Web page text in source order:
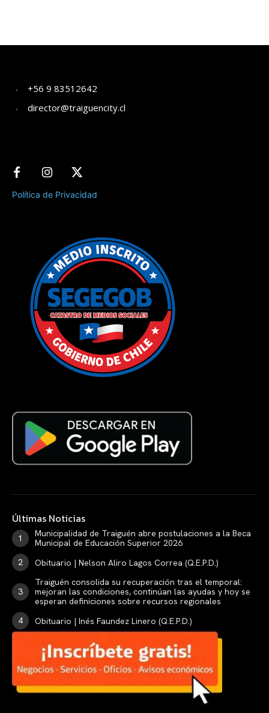
+56 9 83512642
director@traiguencity.cl
Política de Privacidad
Últimas Noticias
Municipalidad de Traiguén abre postulaciones a la Beca
Municipal de Educación Superior 2026
Obituario | Nelson Aliro Lagos Correa (Q.E.P.D.)
Traiguén consolida su recuperación tras el temporal:
mejoran las condiciones, continúan las ayudas y hoy se
esperan definiciones sobre recursos regionales
Obituario | Inés Faundez Linero (Q.E.P.D.)